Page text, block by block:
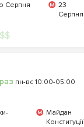
Серпня
23
Серпня
$
пн-вс 10:00-05:00
Майдан
Конституції